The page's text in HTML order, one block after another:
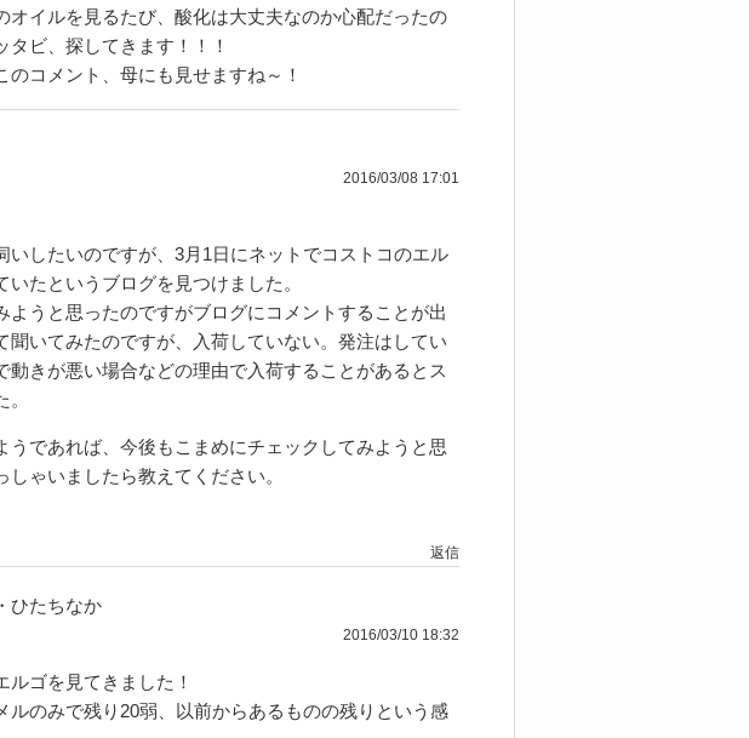
オイルを見るたび、酸化は大丈夫なのか心配だったの
タビ、探してきます！！！
のコメント、母にも見せますね～！
2016/03/08 17:01
いしたいのですが、3月1日にネットでコストコのエル
たというブログを見つけました。
ようと思ったのですがブログにコメントすることが出
聞いてみたのですが、入荷していない。発注はしてい
動きが悪い場合などの理由で入荷することがあるとス
うであれば、今後もこまめにチェックしてみようと思
ゃいましたら教えてください。
返信
ひたちなか
2016/03/10 18:32
ゴを見てきました！
ルのみで残り20弱、以前からあるものの残りという感